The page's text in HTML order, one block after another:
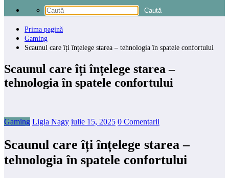
Prima pagină
Gaming
Scaunul care îți înțelege starea – tehnologia în spatele confortului
Scaunul care îți înțelege starea –
tehnologia în spatele confortului
Gaming Ligia Nagy iulie 15, 2025 0 Comentarii
Scaunul care îți înțelege starea –
tehnologia în spatele confortului